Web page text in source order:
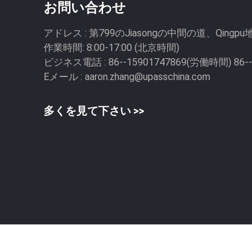
ど）、PE原反フィルム、PET、PP剥離 フィル
お問い合わせ
アドレス : 第799のJiasongの中間の道、Qingpu
作業時間: 8:00-17:00 (北京時間)
ビジネス電話 : 86--15901747869(労働時間)
Eメール : aaron.zhang@upasschina.com
多くを見て下さい >>